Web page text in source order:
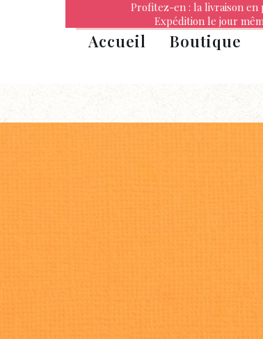
Accueil Boutique
Profitez-en : la livraison en
Expédition le jour